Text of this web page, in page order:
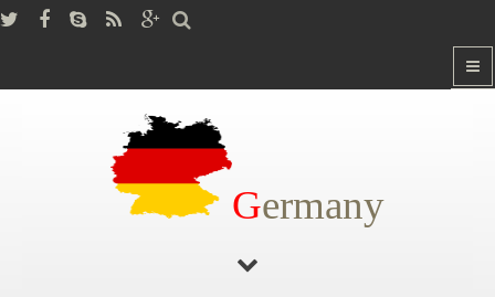
Germany